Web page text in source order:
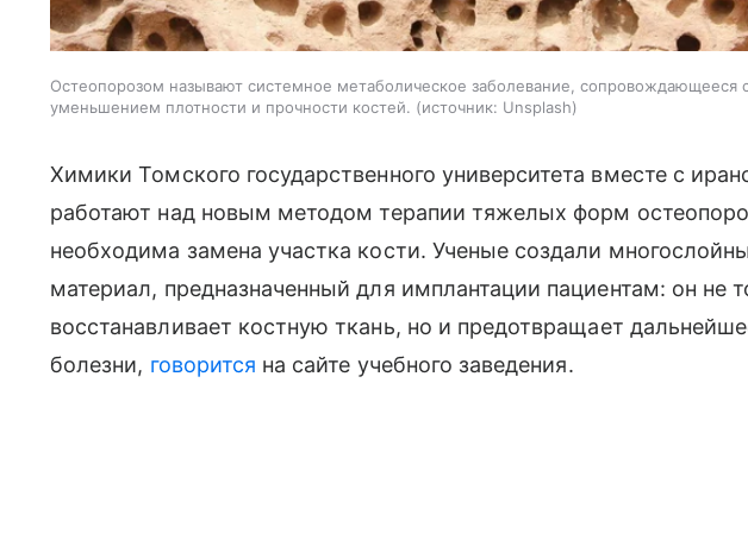
Остеопорозом называют системное метаболическое заболевание, сопровождающееся
уменьшением плотности и прочности костей.
источник: Unsplash
Химики Томского государственного университета вместе с
работают над новым методом терапии тяжелых форм
необходима замена участка кости. Ученые создали
материал, предназначенный для имплантации пациентам: он не
восстанавливает костную ткань, но и предотвращает
болезни, говорится на сайте учебного заведения.